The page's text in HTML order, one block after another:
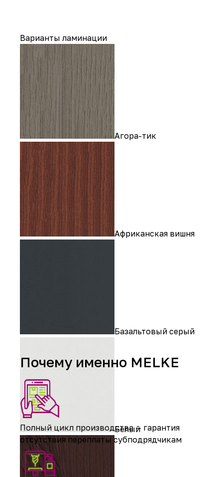
Варианты ламинации
Агора-тик
Африканская вишня
Базальтовый серый
Белый
Почему именно MELKE
Полный цикл производства — гарантия
отсутствия переплаты субподрядчикам